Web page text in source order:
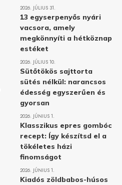
2026. JÚLIUS 31.
13 egyserpenyős nyári
vacsora, amely
megkönnyíti a hétköznap
estéket
2026. JÚLIUS 10.
Sütőtökös sajttorta
sütés nélkül: narancsos
édesség egyszerűen és
gyorsan
2026. JÚNIUS 1.
Klasszikus epres gombóc
recept: Így készítsd el a
tökéletes házi
finomságot
2026. JÚNIUS 1.
Kiadós zöldbabos-húsos